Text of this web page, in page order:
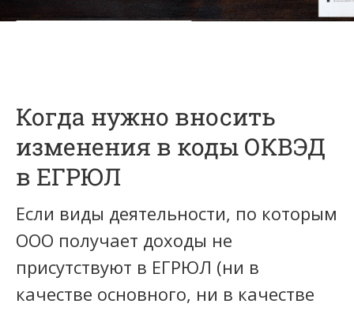
Когда нужно вносить
изменения в коды ОКВЭД
в ЕГРЮЛ
Если виды деятельности, по которым
ООО получает доходы не
присутствуют в ЕГРЮЛ (ни в
качестве основного, ни в качестве